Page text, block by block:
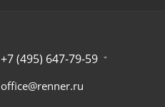
+7 (495) 647-79-59
office@renner.ru